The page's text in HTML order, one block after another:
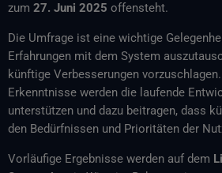
zum 27. Juni 2025 offensteht.
Die Umfrage ist eine wichtige
Erfahrungen mit dem System
künftige Verbesserungen
Erkenntnisse werden die laufende
unterstützen und dazu beitragen, dass
den Bedürfnissen und Prioritäten der
Vorläufige Ergebnisse werden auf dem